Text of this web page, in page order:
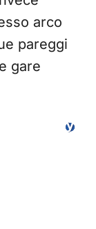
arco
pareggi
gare